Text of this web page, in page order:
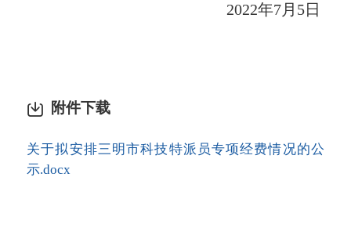
2022年7月 5日
附件下载
关于拟安排三明市科技特派员专项经费情况的公
示.docx